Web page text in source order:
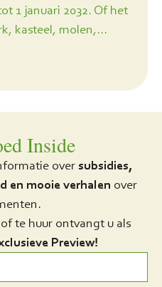
1 januari 2032. Of het
kasteel, molen,...
Inside
oversubsidies,
en mooie verhalen over
te huur ontvangt u als
Preview!